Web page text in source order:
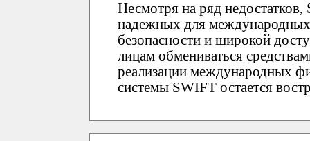
Несмотря на ряд
надежных для
безопасности и широкой
лицам обмениваться
реализации международных
системы SWIFT остается